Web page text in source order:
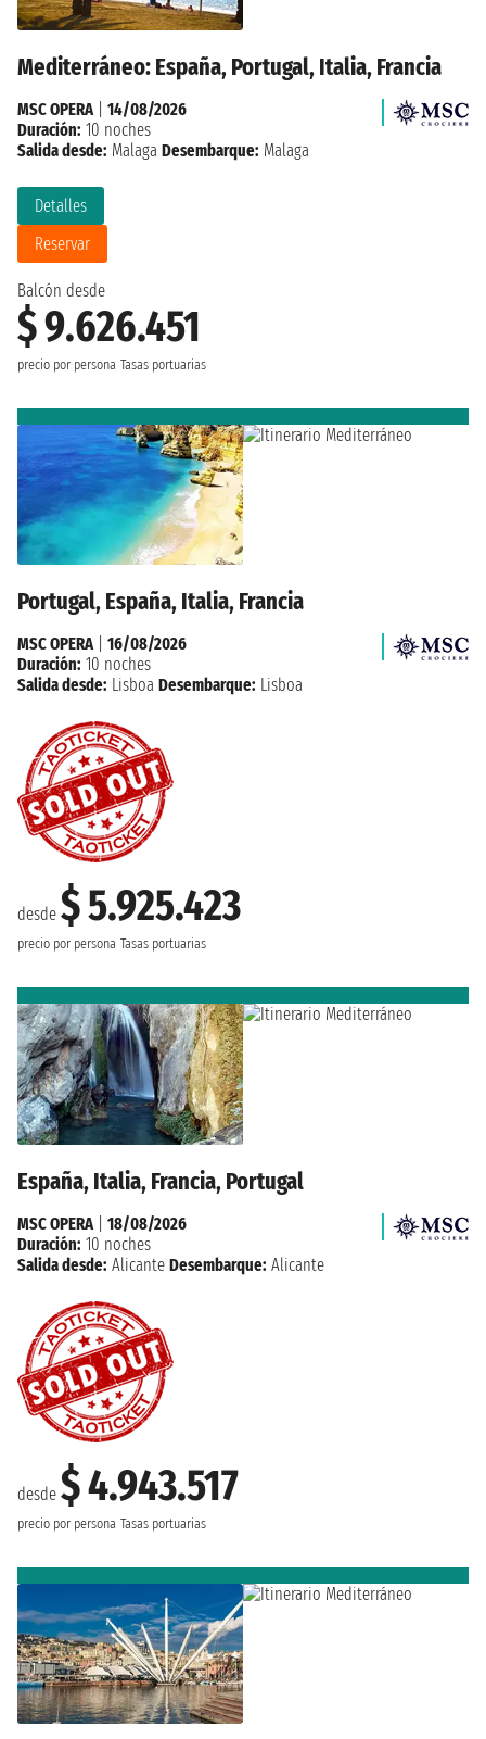
Mediterráneo: España, Portugal, Italia, Francia
Balcón desde
$ 9.626.451
precio por persona Tasas portuarias
Detalles
Reservar
MSC OPERA
14/08/2026
Duración: 10 noches
Salida desde: Malaga Desembarque: Malaga
Portugal, España, Italia, Francia
desde $ 5.925.423
precio por persona Tasas portuarias
MSC OPERA| 16/08/2026
Duración: 10 noches
Salida desde: Lisboa Desembarque: Lisboa
España, Italia, Francia, Portugal
desde $ 4.943.517
precio por persona Tasas portuarias
MSC OPERA
18/08/2026
Duración: 10 noches
Salida desde: Alicante Desembarque: Alicante